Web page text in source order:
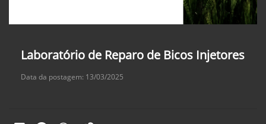
Laboratório de Reparo de Bicos Injetores
Data da postagem: 13/03/2025